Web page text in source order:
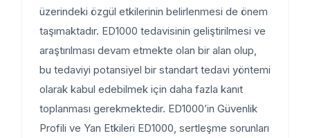
üzerindeki özgül etkilerinin belirlenmesi de önem
taşımaktadır. ED1000 tedavisinin geliştirilmesi ve
araştırılması devam etmekte olan bir alan olup,
bu tedaviyi potansiyel bir standart tedavi yöntemi
olarak kabul edebilmek için daha fazla kanıt
toplanması gerekmektedir. ED1000’in Güvenlik
Profili ve Yan Etkileri ED1000, sertleşme sorunları